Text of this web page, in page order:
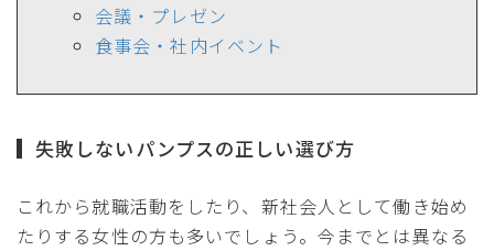
会議・プレゼン
食事会・社内イベント
失敗しないパンプスの正しい選び方
これから就職活動をしたり、新社会人として働き始め
たりする女性の方も多いでしょう。今までとは異なる